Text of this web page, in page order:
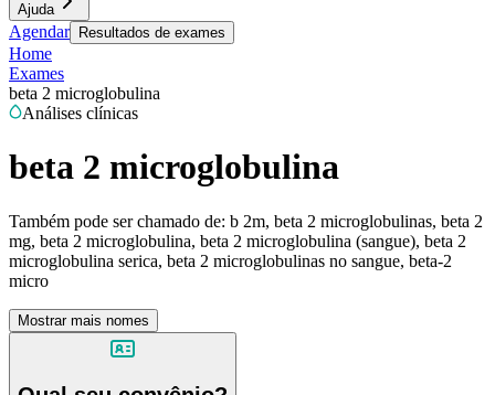
Ajuda
Agendar Resultados de exames
Home
Exames
beta 2 microglobulina
Análises clínicas
beta 2 microglobulina
Também pode ser chamado de: b 2m, beta 2 microglobulinas, beta 2
mg, beta 2 microglobulina, beta 2 microglobulina (sangue), beta 2
microglobulina serica, beta 2 microglobulinas no sangue, beta-2
micro
Mostrar mais nomes